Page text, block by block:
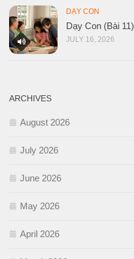
DẠY CON
Dạy Con (Bài 11)
JULY 16, 2026
ARCHIVES
August 2026
July 2026
June 2026
May 2026
April 2026